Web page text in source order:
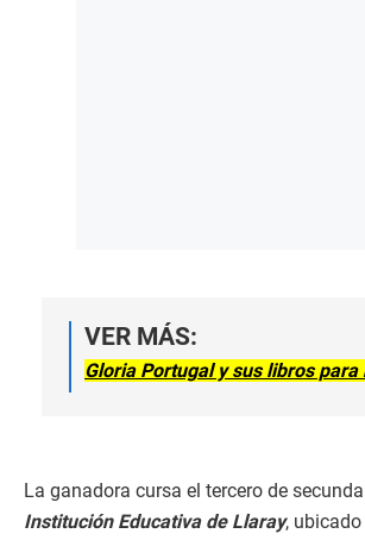
VER MÁS:
Gloria Portugal y sus libros para
La ganadora cursa el tercero de
Institución Educativa de Llaray,